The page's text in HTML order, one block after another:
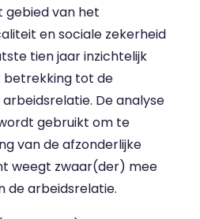
gebied van het
en sociale zekerheid
tien jaar inzichtelijk
tot de
De analyse
gebruikt om te
van de afzonderlijke
weegt zwaar(der) mee
de arbeidsrelatie.